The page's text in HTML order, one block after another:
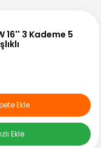
16'' 3 Kademe 5
Ekle
Ekle